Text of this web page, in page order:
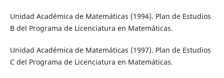
Unidad Académica de Matemáticas (1994). Plan de Estudios
B del Programa de Licenciatura en Matemáticas.
Unidad Académica de Matemáticas (1997). Plan de Estudios
C del Programa de Licenciatura en Matemáticas.